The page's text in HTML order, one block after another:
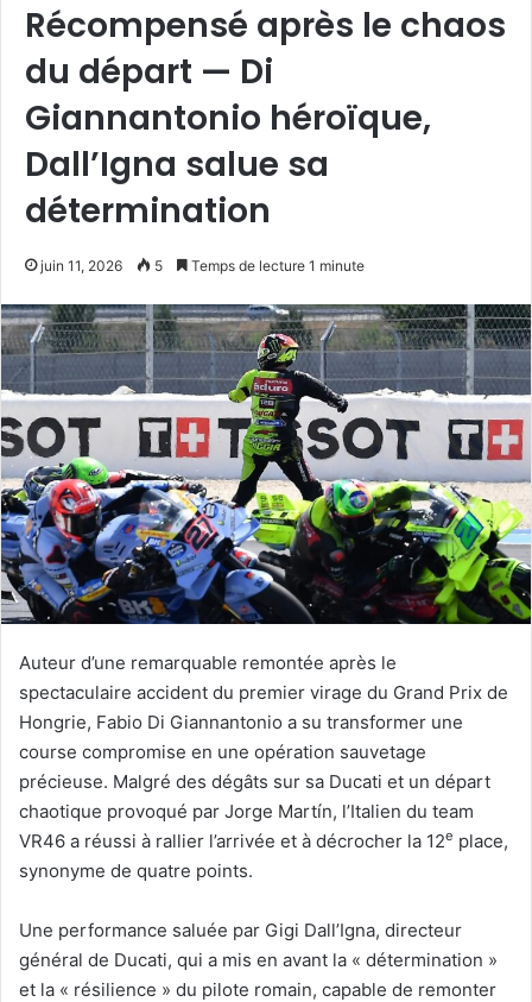
Récompensé après le chaos
du départ — Di
Giannantonio héroïque,
Dall’Igna salue sa
détermination
juin 11, 2026 5 Temps de lecture 1 minute
Auteur d’une remarquable remontée après le
spectaculaire accident du premier virage du Grand Prix de
Hongrie, Fabio Di Giannantonio a su transformer une
course compromise en une opération sauvetage
précieuse. Malgré des dégâts sur sa Ducati et un départ
chaotique provoqué par Jorge Martín, l’Italien du team
VR46 a réussi à rallier l’arrivée et à décrocher la 12e place,
synonyme de quatre points.
Une performance saluée par Gigi Dall’Igna, directeur
général de Ducati, qui a mis en avant la « détermination »
et la « résilience » du pilote romain, capable de remonter